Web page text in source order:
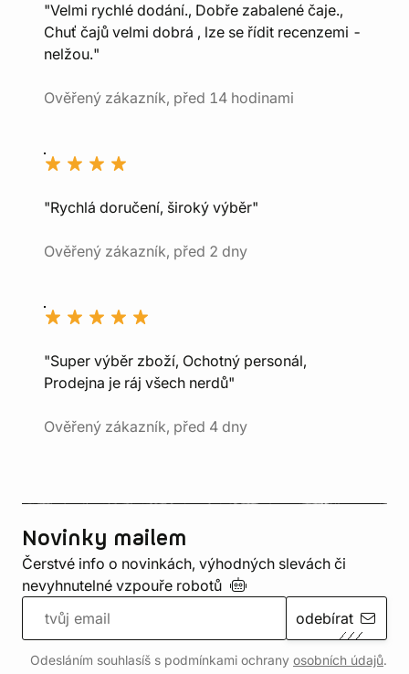
"Velmi rychlé dodání., Dobře zabalené čaje.,
Chuť čajů velmi dobrá , lze se řídit recenzemi -
nelžou."
Ověřený zákazník, před 14 hodinami
"Rychlá doručení, široký výběr"
Ověřený zákazník, před 2 dny
"Super výběr zboží, Ochotný personál,
Prodejna je ráj všech nerdů"
Ověřený zákazník, před 4 dny
Novinky mailem
Čerstvé info o novinkách, výhodných slevách či
nevyhnutelné vzpouře robotů
odebírat
Odesláním souhlasíš s podmínkami ochrany osobních údajů.